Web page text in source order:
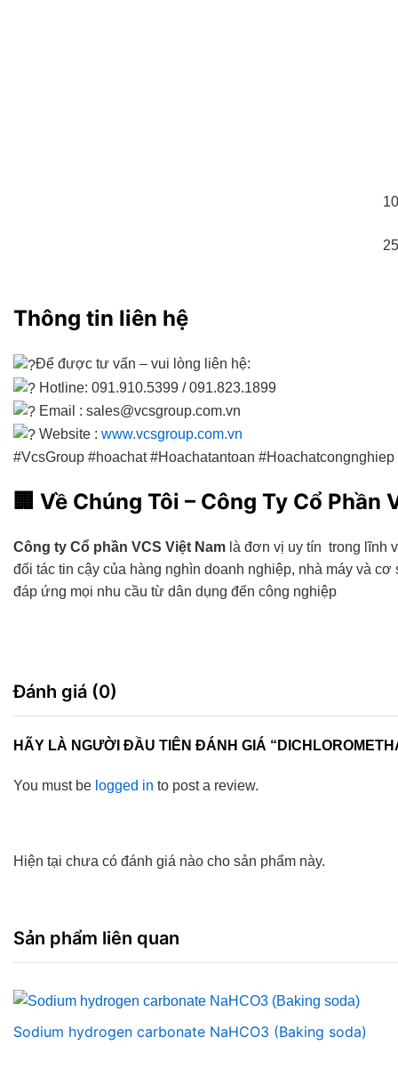
Thông tin liên hệ
Để được tư vấn – vui lòng liên hệ:
Hotline: 091.910.5399 / 091.823.1899
Email : sales@vcsgroup.com.vn
Website : www.vcsgroup.com.vn
#VcsGroup #hoachat #Hoachatantoan
🏢 Về Chúng Tôi – Công Ty Cổ Phần
Công ty Cổ phần VCS Việt Nam là đơn vị uy tín trong lĩnh
đối tác tin cậy của hàng nghìn doanh nghiệp, nhà máy và
đáp ứng mọi nhu cầu từ dân dụng đến công nghiệp
Đánh giá (0)
HÃY LÀ NGƯỜI ĐẦU TIÊN ĐÁNH GIÁ
You must be logged in to post a review.
Hiện tại chưa có đánh giá nào cho sản phẩm này.
Sản phẩm liên quan
Sodium hydrogen carbonate NaHCO3 (Baking soda)